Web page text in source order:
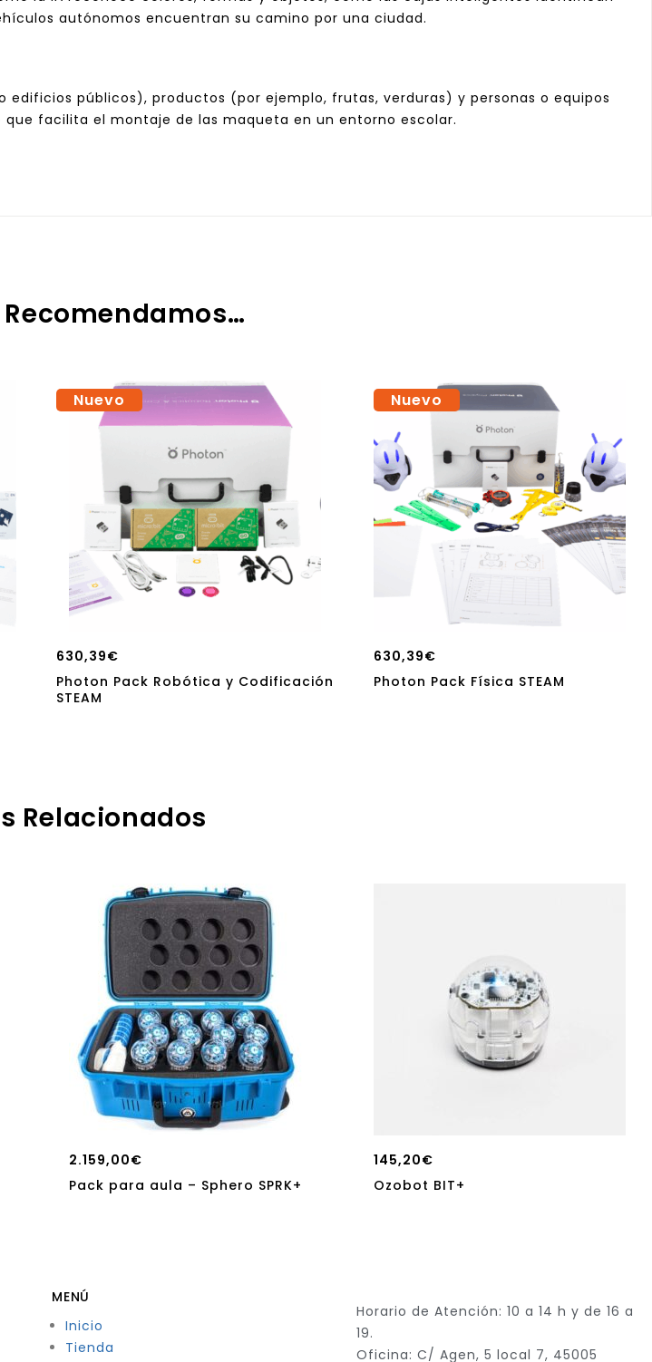
autónomos encuentran su camino por una ciudad.
públicos), productos (por ejemplo, frutas, verduras) y personas o equipos
facilita el montaje de las maqueta en un entorno escolar.
Nuevo
630,39€
Photon Pack Robótica y Codificación
STEAM
Nuevo
630,39€
Photon Pack Física STEAM
Relacionados
2.159,00€
Pack para aula – Sphero SPRK+
145,20€
Ozobot BIT+
MENÚ
Inicio
Tienda
Horario de Atención: 10 a 14 h y de 16 a
19.
Oficina: C/ Agen, 5 local 7, 45005